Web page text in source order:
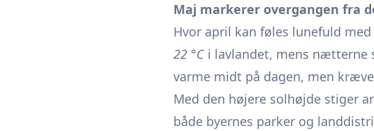
Maj markerer overgangen fra
Hvor april kan føles lunefuld
22 °C i lavlandet, mens nætterne
varme midt på dagen, men
Med den højere solhøjde stiger
både byernes parker og